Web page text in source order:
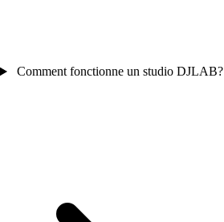
Comment fonctionne un studio DJLAB?